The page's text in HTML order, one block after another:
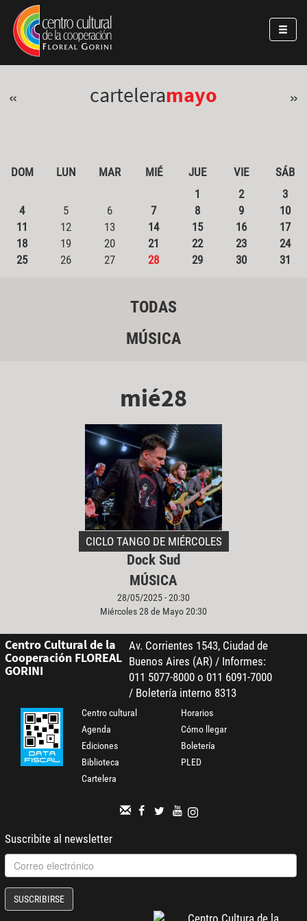
Pasar al contenido principal
Jump to main content
« carteleramayo »
DOM LUN MAR MIÉ JUE VIE
SÁB
1
2
3
4
5 6 7 8 9
10
11
12 13 14 15 16
17
18
19 20 21 22 23
24
25
26 27 28 29 30 31
TODAS
MÚSICA
mié28
CICLO TANGO DE MIÉRCOLES
Dock Sud
MÚSICA
28/05/2025 - 20:30
Miércoles 28 de Mayo 20:30
Centro Cultural de la
Cooperación FLOREAL
GORINI
Av. Corrientes 1543, Ciudad de
Buenos Aires (AR) / Informes:
011 5077-8000 o 011 6091-7000
/ Boletería interno 8313
Centro cultural
Agenda
Ediciones
Biblioteca
Cartelera
Horarios
Cómo llegar
Boletería
PLED
Suscribite al newsletter
SUSCRIBIRSE